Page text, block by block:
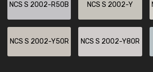
NCS S 2002-R50B NCS S 2002-Y
NCS S 2002-Y50R NCS S 2002-Y80R